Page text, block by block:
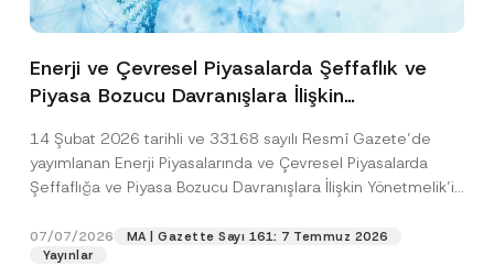
Enerji ve Çevresel Piyasalarda Şeffaflık ve
Piyasa Bozucu Davranışlara İlişkin
14 Şubat 2026 tarihli ve 33168 sayılı Resmî Gazete’de
yayımlanan Enerji Piyasalarında ve Çevresel Piyasalarda
Şeffaflığa ve Piyasa Bozucu Davranışlara İlişkin Yönetmelik’in
07/07/2026
MA | Gazette Sayı 161: 7 Temmuz 2026
Yayınlar